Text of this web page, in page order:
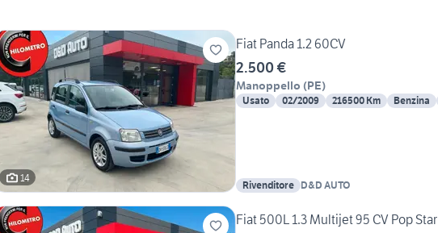
14
Fiat Panda 1.2 60CV
2.500 €
Manoppello (PE)
Usato 02/2009 216500 Km Benzina
Rivenditore D&D AUTO
Fiat 500L 1.3 Multijet 95 CV Pop Star